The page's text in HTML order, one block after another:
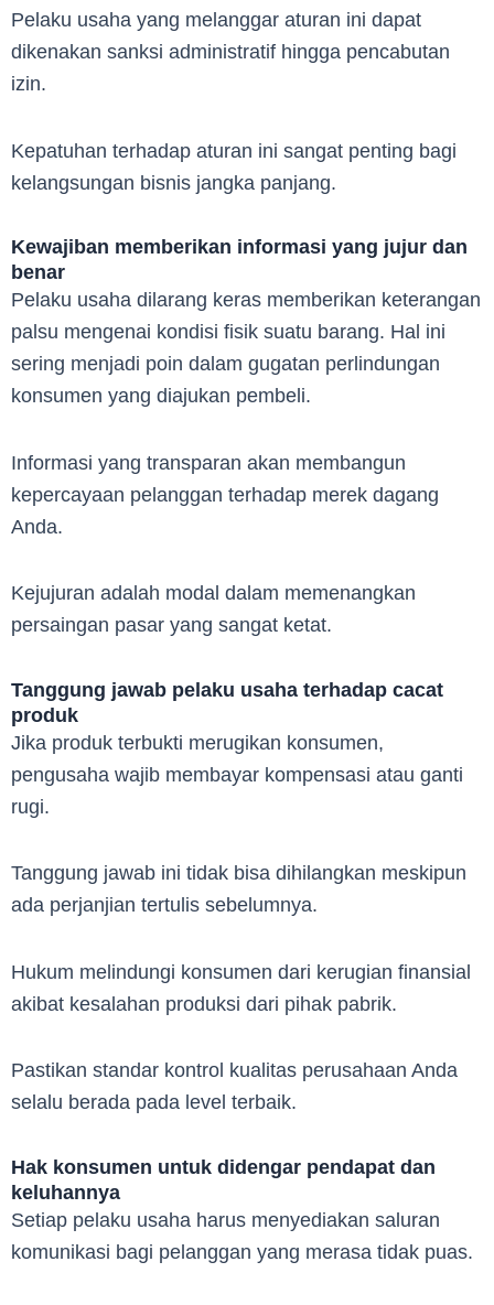
Pelaku usaha yang melanggar aturan ini dapat
dikenakan sanksi administratif hingga pencabutan
izin.
Kepatuhan terhadap aturan ini sangat penting bagi
kelangsungan bisnis jangka panjang.
Kewajiban memberikan informasi yang jujur dan
benar
Pelaku usaha dilarang keras memberikan keterangan
palsu mengenai kondisi fisik suatu barang. Hal ini
sering menjadi poin dalam gugatan perlindungan
konsumen yang diajukan pembeli.
Informasi yang transparan akan membangun
kepercayaan pelanggan terhadap merek dagang
Anda.
Kejujuran adalah modal dalam memenangkan
persaingan pasar yang sangat ketat.
Tanggung jawab pelaku usaha terhadap cacat
produk
Jika produk terbukti merugikan konsumen,
pengusaha wajib membayar kompensasi atau ganti
rugi.
Tanggung jawab ini tidak bisa dihilangkan meskipun
ada perjanjian tertulis sebelumnya.
Hukum melindungi konsumen dari kerugian finansial
akibat kesalahan produksi dari pihak pabrik.
Pastikan standar kontrol kualitas perusahaan Anda
selalu berada pada level terbaik.
Hak konsumen untuk didengar pendapat dan
keluhannya
Setiap pelaku usaha harus menyediakan saluran
komunikasi bagi pelanggan yang merasa tidak puas.